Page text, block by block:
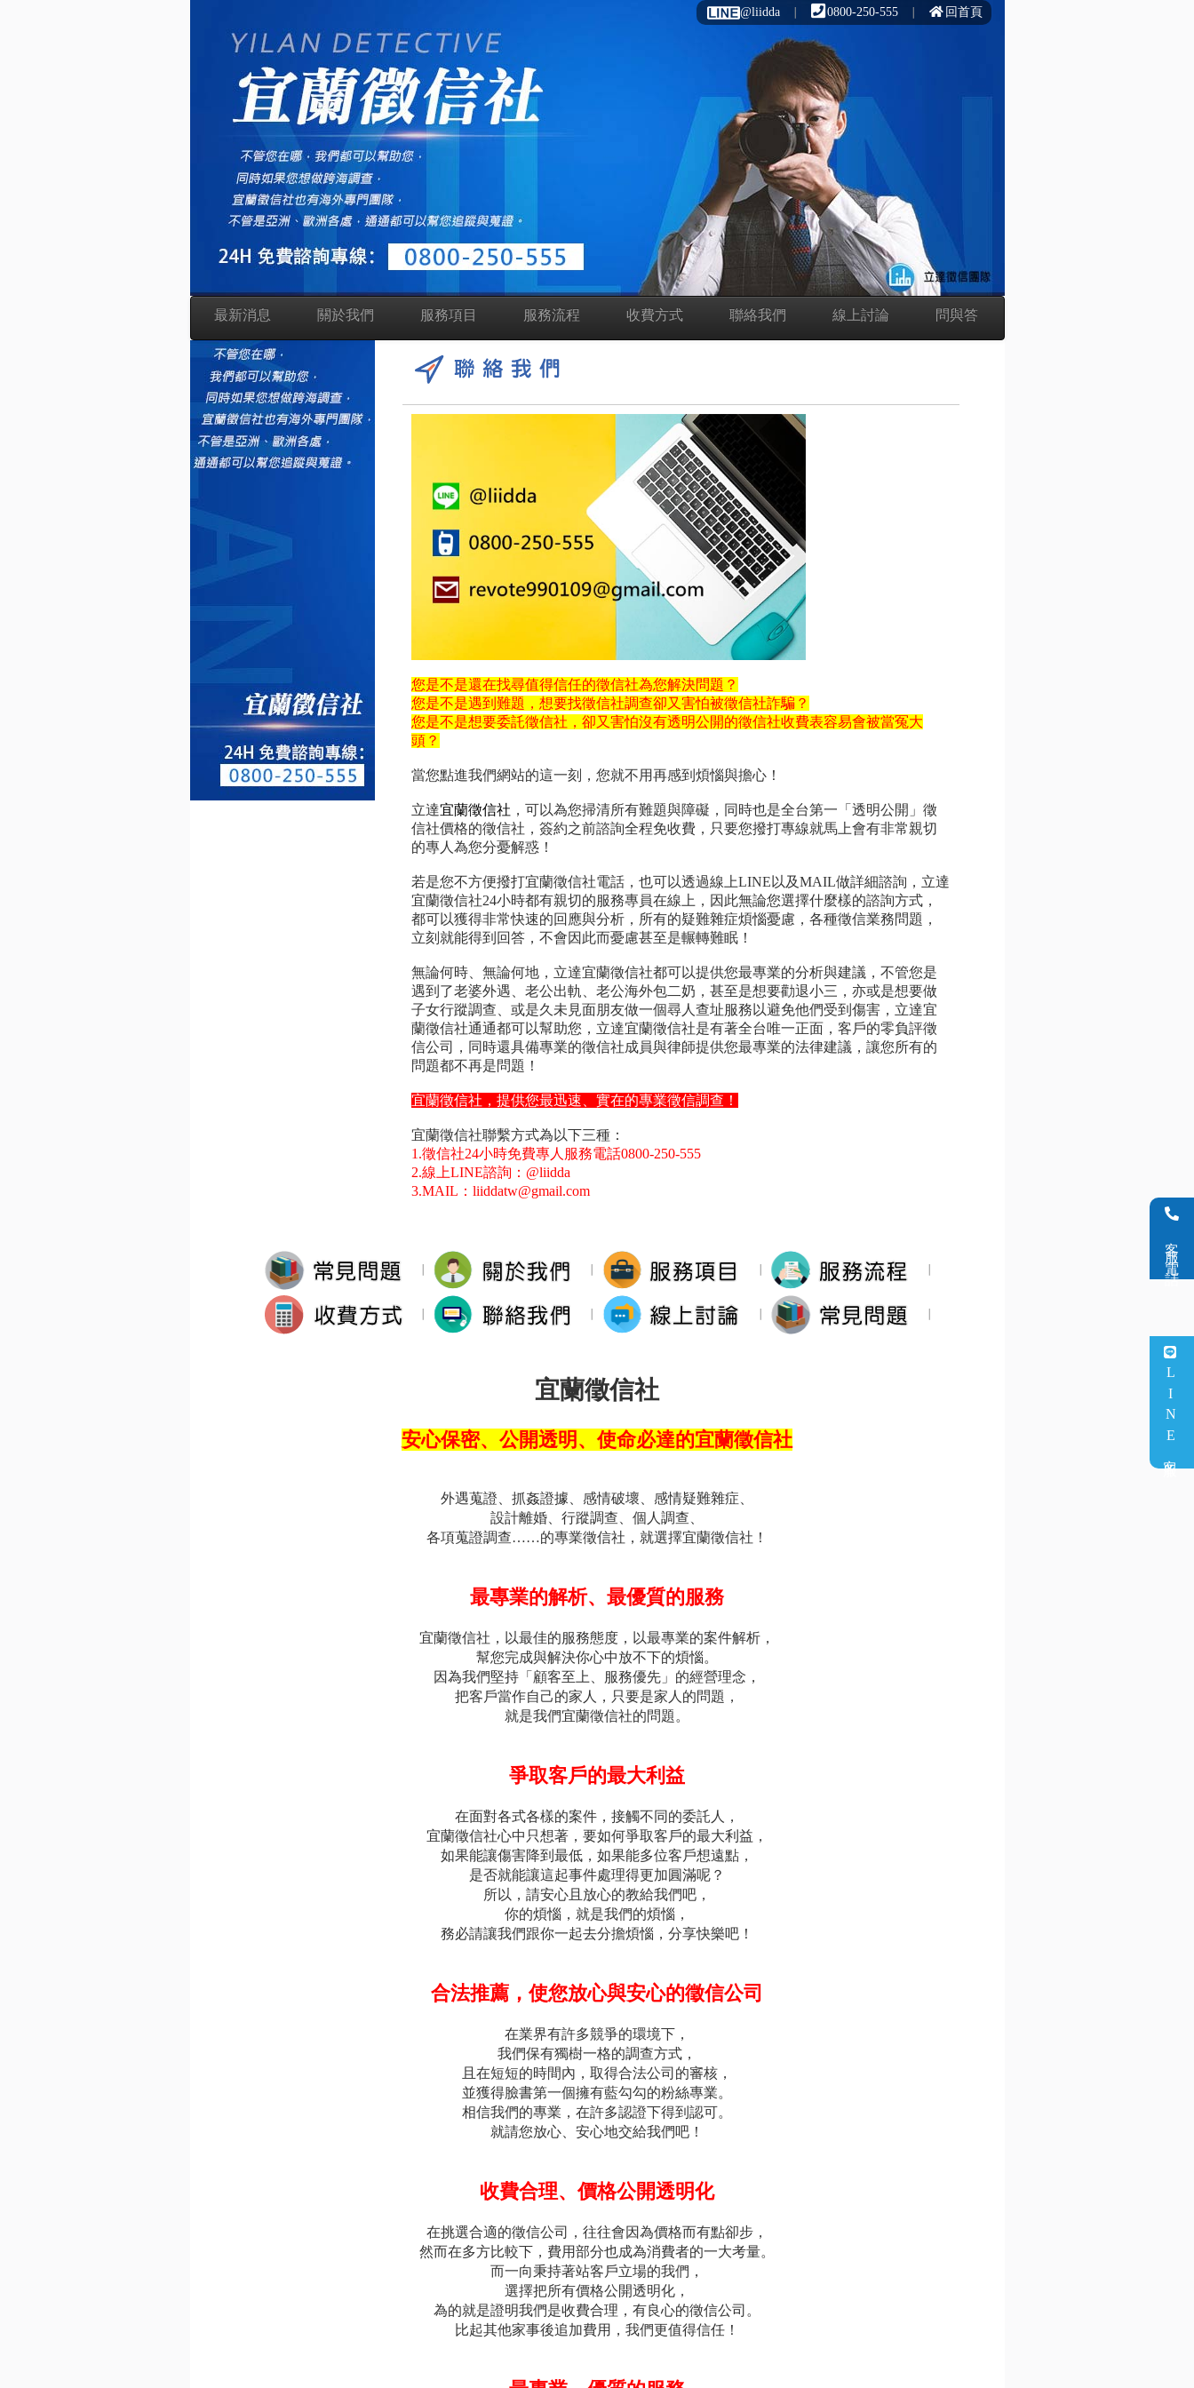
@liidda 0800-250-555 回首頁
最新消息 關於我們 服務項目 服務流程 收費方式 聯絡我們 線上討論 問與答
您是不是還在找尋值得信任的徵信社為您解決問題？
您是不是遇到難題，想要找徵信社調查卻又害怕被徵信社詐騙？
您是不是想要委託徵信社，卻又害怕沒有透明公開的徵信社收費表容易會被當冤大
頭？
當您點進我們網站的這一刻，您就不用再感到煩惱與擔心！
立達宜蘭徵信社 ，可以為您掃清所有難題與障礙，同時也是全台第一「透明公開」徵
信社價格的徵信社，簽約之前諮詢全程免收費，只要您撥打專線就馬上會有非常親切
的專人為您分憂解惑！
若是您不方便撥打宜蘭徵信社電話，也可以透過線上LINE以及MAIL做詳細諮詢，立達
宜蘭徵信社24小時都有親切的服務專員在線上，因此無論您選擇什麼樣的諮詢方式，
都可以獲得非常快速的回應與分析，所有的疑難雜症煩惱憂慮，各種徵信業務問題，
立刻就能得到回答，不會因此而憂慮甚至是輾轉難眠！
無論何時、無論何地，立達宜蘭徵信社都可以提供您最專業的分析與建議，不管您是
遇到了老婆外遇、老公出軌、老公海外包二奶，甚至是想要勸退小三，亦或是想要做
子女行蹤調查、或是久未見面朋友做一個尋人查址服務以避免他們受到傷害，立達宜
蘭徵信社通通都可以幫助您，立達宜蘭徵信社是有著全台唯一正面，客戶的零負評徵
信公司，同時還具備專業的徵信社成員與律師提供您最專業的法律建議，讓您所有的
問題都不再是問題！
宜蘭徵信社，提供您最迅速、實在的專業徵信調查！
宜蘭徵信社聯繫方式為以下三種：
1.徵信社24小時免費專人服務電話0800-250-555
2.線上LINE諮詢：@liidda
3.MAIL：liiddatw@gmail.com
宜蘭徵信社
安心保密、公開透明、使命必達的宜蘭徵信社
外遇蒐證、抓姦證據、感情破壞、感情疑難雜症、
設計離婚、行蹤調查、個人調查、
各項蒐證調查……的專業徵信社，就選擇宜蘭徵信社！
最專業的解析、最優質的服務
宜蘭徵信社，以最佳的服務態度，以最專業的案件解析，
幫您完成與解決你心中放不下的煩惱。
因為我們堅持「顧客至上、服務優先」的經營理念，
把客戶當作自己的家人，只要是家人的問題，
就是我們宜蘭徵信社的問題。
爭取客戶的最大利益
在面對各式各樣的案件，接觸不同的委託人，
宜蘭徵信社心中只想著，要如何爭取客戶的最大利益，
如果能讓傷害降到最低，如果能多位客戶想遠點，
是否就能讓這起事件處理得更加圓滿呢？
所以，請安心且放心的教給我們吧，
你的煩惱，就是我們的煩惱，
務必請讓我們跟你一起去分擔煩惱，分享快樂吧！
合法推薦，使您放心與安心的徵信公司
在業界有許多競爭的環境下，
我們保有獨樹一格的調查方式，
且在短短的時間內，取得合法公司的審核，
並獲得臉書第一個擁有藍勾勾的粉絲專業。
相信我們的專業，在許多認證下得到認可。
就請您放心、安心地交給我們吧！
收費合理、價格公開透明化
在挑選合適的徵信公司，往往會因為價格而有點卻步，
然而在多方比較下，費用部分也成為消費者的一大考量。
而一向秉持著站客戶立場的我們，
選擇把所有價格公開透明化，
為的就是證明我們是收費合理，有良心的徵信公司。
比起其他家事後追加費用，我們更值得信任！
客服電話
LINE客服